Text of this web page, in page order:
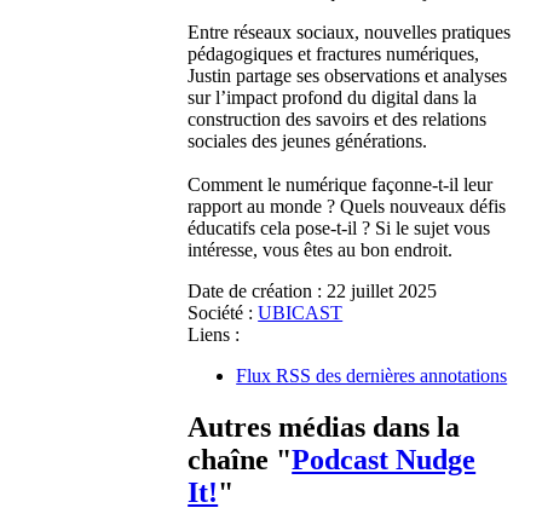
Entre réseaux sociaux, nouvelles pratiques
pédagogiques et fractures numériques,
Justin partage ses observations et analyses
sur l’impact profond du digital dans la
construction des savoirs et des relations
sociales des jeunes générations.
Comment le numérique façonne-t-il leur
rapport au monde ? Quels nouveaux défis
éducatifs cela pose-t-il ? Si le sujet vous
intéresse, vous êtes au bon endroit.
Date de création : 22 juillet 2025
Société : UBICAST
Liens :
Flux RSS des dernières annotations
Autres médias dans la
chaîne "Podcast Nudge
It!"